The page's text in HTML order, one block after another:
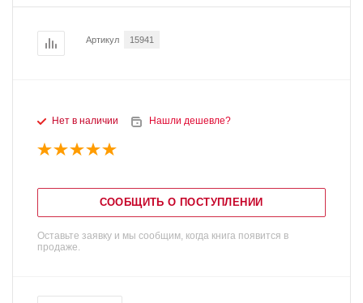
Артикул 15941
Нет в наличии Нашли дешевле?
СООБЩИТЬ О ПОСТУПЛЕНИИ
Оставьте заявку и мы сообщим, когда книга появится в
продаже.